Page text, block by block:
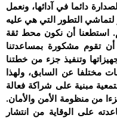
دائما في آدائها، ونعمل
لتماشي التطور التي هي عليه
استطعنا أن نكون محط ثقة
أن تقوم مشكورة بمساعدتنا
وتنفيذ جزء من خطتنا
مختلفا عن السابق، ولهذا
مبنية على شراكة فعالة
من منظومة الأمن والأمان.
على الوقاية من انتشار